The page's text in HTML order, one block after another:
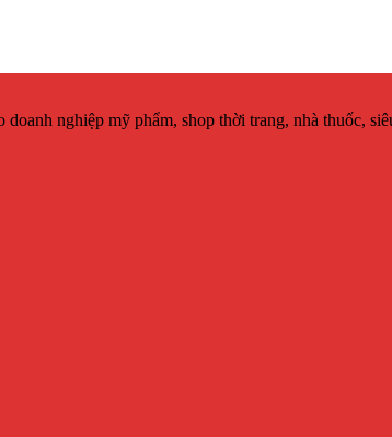
nghiệp mỹ phẩm, shop thời trang, nhà thuốc,